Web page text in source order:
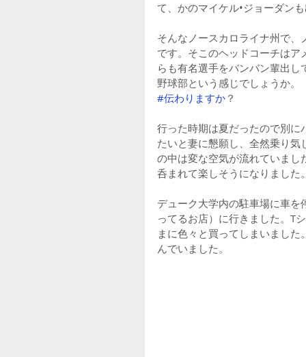
て、かのマイケル•ジョーダン
そんなノースカロライナ州で
です。そこのヘッドコーチは
らも有名選手をバンバン輩出
野球部という感じでしょうか。
#伝わりますか ？
行った時期は夏だったので別に
たいと妻に懇願し、全然乗り
の中は変な空気が流れていまし
呑まれて楽しそうになりました
デューク大学内の駐車場に車
ってるお店）に行きました。T
まに色々と買ってしまいまし
んでいました。